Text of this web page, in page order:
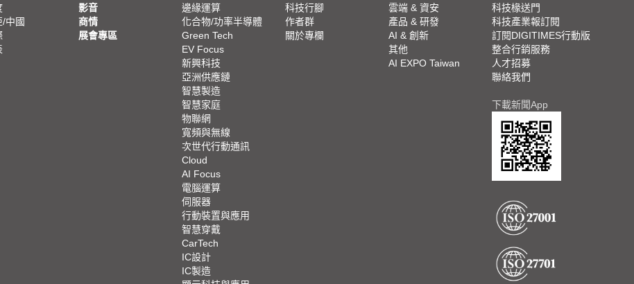
/中國
影音
商情
展會專區
邊緣運算
化合物/功率半導體
Green Tech
EV Focus
新興科技
亞洲供應鏈
智慧製造
智慧家庭
物聯網
寬頻與無線
次世代行動通訊
Cloud
AI Focus
電腦運算
伺服器
行動裝置與應用
智慧穿戴
CarTech
IC設計
IC製造
科技行腳
作者群
關於專欄
雲端 & 資安
產品 & 研發
AI & 創新
其他
AI EXPO Taiwan
科技椽送門
科技產業報訂閱
訂閱DIGITIMES行動版
整合行銷服務
人才招募
聯絡我們
下載新聞App